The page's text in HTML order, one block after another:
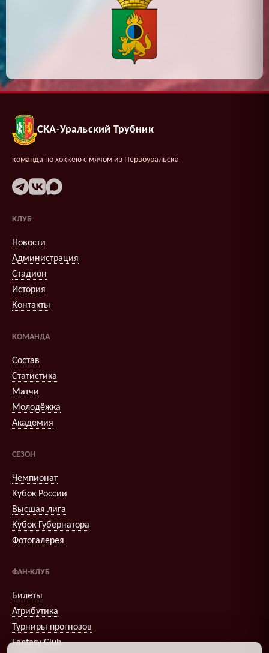
СКА-Уральский Трубник
команда по хоккею с мячом из Первоуральска
КЛУБ
Новости
Администрация
Стадион
История
Контакты
КОМАНДА
Состав
Статистика
Матчи
Молодёжка
Академия
СЕЗОН
Чемпионат
Кубок России
Высшая лига
Кубок Губернатора
Фотогалерея
ФАН-КЛУБ
Билеты
Атрибутика
Турниры прогнозов
Fantasy Club